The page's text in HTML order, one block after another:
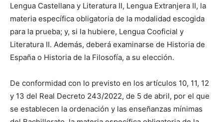
Lengua Castellana y Literatura II, Lengua Extranjera II, la
materia específica obligatoria de la modalidad escogida
para la prueba; y, si la hubiere, Lengua Cooficial y
Literatura II. Además, deberá examinarse de Historia de
España o Historia de la Filosofía, a su elección.
De conformidad con lo previsto en los artículos 10, 11, 12
y 13 del Real Decreto 243/2022, de 5 de abril, por el que
se establecen la ordenación y las enseñanzas mínimas